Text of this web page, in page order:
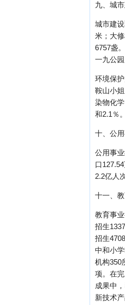
九、城
城市建
米；大
6757盏
一九公
环境保
鞍山小
染物化
和2.1％。
十、公
公用事
口
2.2亿人
十一、
教育事
招生
招生
中和小
机构350
项。在
成果中
新技术